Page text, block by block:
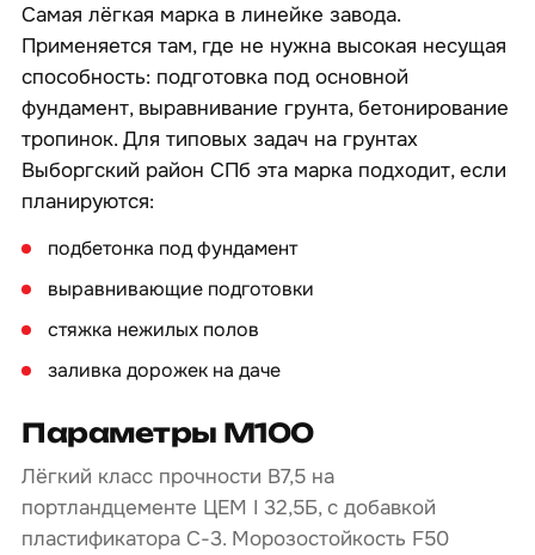
Самая лёгкая марка в линейке завода.
Применяется там, где не нужна высокая несущая
способность: подготовка под основной
фундамент, выравнивание грунта, бетонирование
тропинок. Для типовых задач на грунтах
Выборгский район СПб эта марка подходит, если
планируются:
подбетонка под фундамент
выравнивающие подготовки
стяжка нежилых полов
заливка дорожек на даче
Параметры М100
Лёгкий класс прочности B7,5 на
портландцементе ЦЕМ I 32,5Б, с добавкой
пластификатора С-3. Морозостойкость F50